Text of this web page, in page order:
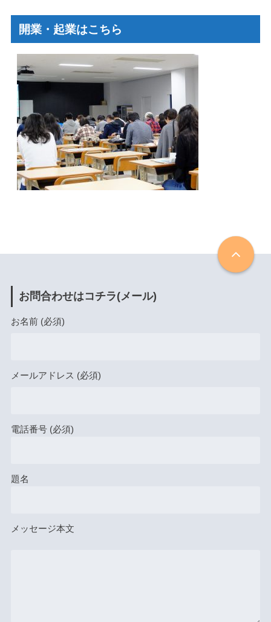
開業・起業はこちら
お問合わせはコチラ(メール)
お名前 (必須)
メールアドレス (必須)
電話番号 (必須)
題名
メッセージ本文